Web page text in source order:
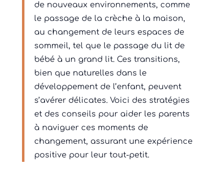
de nouveaux environnements, comme
le passage de la crèche à la maison,
au changement de leurs espaces de
sommeil, tel que le passage du lit de
bébé à un grand lit. Ces transitions,
bien que naturelles dans le
développement de l’enfant, peuvent
s’avérer délicates. Voici des stratégies
et des conseils pour aider les parents
à naviguer ces moments de
changement, assurant une expérience
positive pour leur tout-petit.